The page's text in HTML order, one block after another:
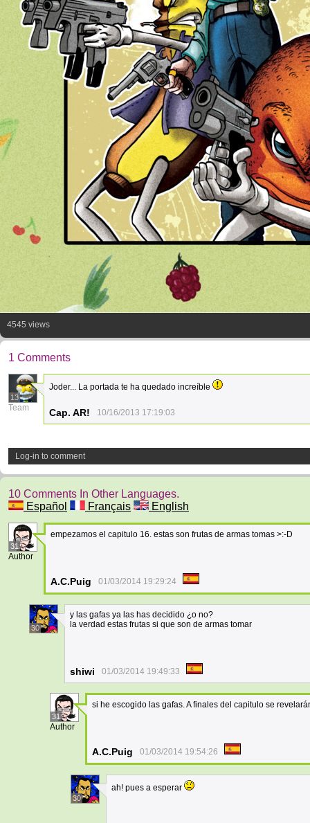
4545 views
1 Comments
13
Team
Joder... La portada te ha quedado increíble
Cap. AR! 10/16/2013 17:19:03
Log-in to comment
10 Comments In Other Languages.
Español
Français English
31
Author
empezamos el capitulo 16. estas son frutas de armas tomas >:-D
A.C.Puig 01/03/2014 19:29:24
30
y las gafas ya las has decidido ¿o no?
la verdad estas frutas si que son de armas tomar
shiwi 01/03/2014 19:49:33
31
Author
si he escogido las gafas. A finales del capitulo se
A.C.Puig 01/03/2014 19:54:26
30
ah! pues a esperar